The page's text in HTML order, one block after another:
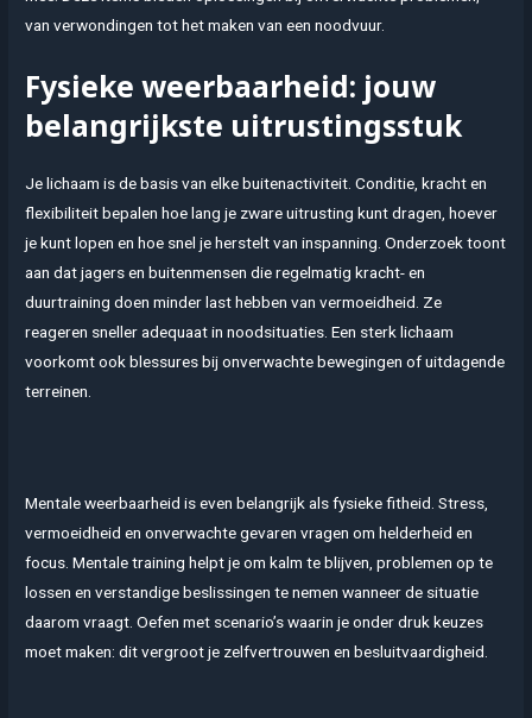
van verwondingen tot het maken van een noodvuur.
Fysieke weerbaarheid: jouw
belangrijkste uitrustingsstuk
Je lichaam is de basis van elke buitenactiviteit. Conditie, kracht en
flexibiliteit bepalen hoe lang je zware uitrusting kunt dragen, hoever
je kunt lopen en hoe snel je herstelt van inspanning. Onderzoek toont
aan dat jagers en buitenmensen die regelmatig kracht- en
duurtraining doen minder last hebben van vermoeidheid. Ze
reageren sneller adequaat in noodsituaties. Een sterk lichaam
voorkomt ook blessures bij onverwachte bewegingen of uitdagende
terreinen.
Mentale weerbaarheid is even belangrijk als fysieke fitheid. Stress,
vermoeidheid en onverwachte gevaren vragen om helderheid en
focus. Mentale training helpt je om kalm te blijven, problemen op te
lossen en verstandige beslissingen te nemen wanneer de situatie
daarom vraagt. Oefen met scenario’s waarin je onder druk keuzes
moet maken: dit vergroot je zelfvertrouwen en besluitvaardigheid.